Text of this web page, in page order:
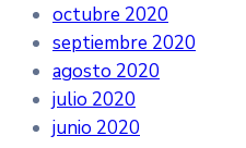
octubre 2020
septiembre 2020
agosto 2020
julio 2020
junio 2020